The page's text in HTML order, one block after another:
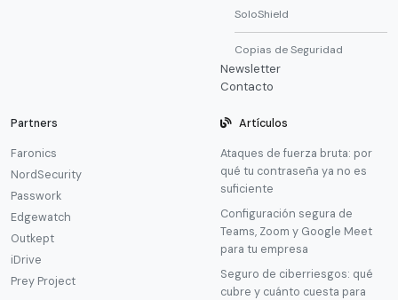
SoloShield
Copias de Seguridad
Newsletter
Contacto
Partners
Faronics
NordSecurity
Passwork
Edgewatch
Outkept
iDrive
Prey Project
Artículos
Ataques de fuerza bruta: por
qué tu contraseña ya no es
suficiente
Configuración segura de
Teams, Zoom y Google Meet
para tu empresa
Seguro de ciberriesgos: qué
cubre y cuánto cuesta para